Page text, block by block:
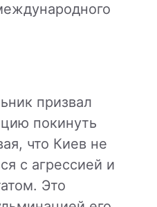
призвал
покинуть
что Киев не
с агрессией и
Это